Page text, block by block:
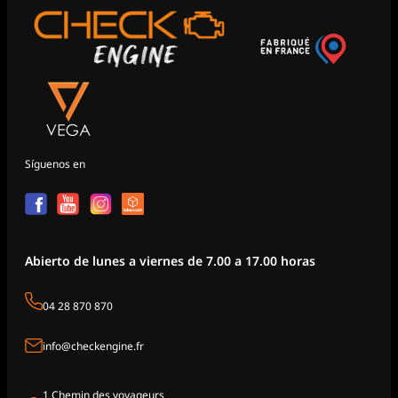
Síguenos en
Abierto de lunes a viernes de 7.00 a 17.00 horas
04 28 870 870
info@checkengine.fr
1 Chemin des voyageurs